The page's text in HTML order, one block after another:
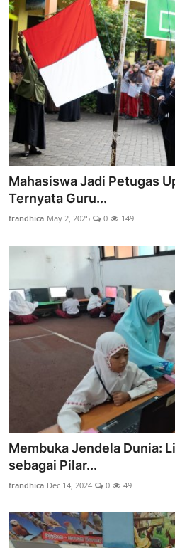
Mahasiswa Jadi Petugas
Ternyata Guru...
frandhica May 2, 2025 0 149
Membuka Jendela Dunia:
sebagai Pilar...
frandhica Dec 14, 2024 0 49